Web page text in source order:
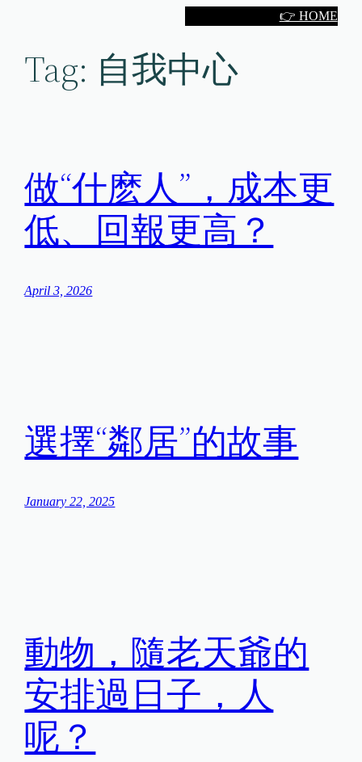
👉 HOME
Tag: 自我中心
做“什麽人”，成本更
低、回報更高？
April 3, 2026
選擇“鄰居”的故事
January 22, 2025
動物，隨老天爺的
安排過日子，人
呢？